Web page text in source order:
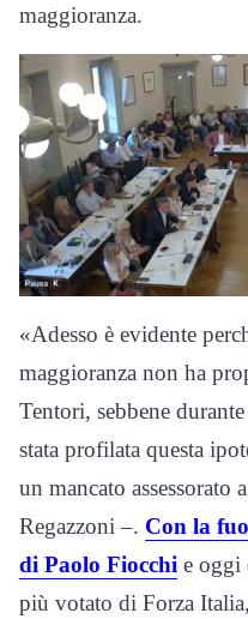
maggioranza.
«Adesso è evidente
maggioranza non ha
Tentori, sebbene
stata profilata questa
un mancato assessorato
Regazzoni –. Con la
di Paolo Fiocchi e oggi
più votato di Forza